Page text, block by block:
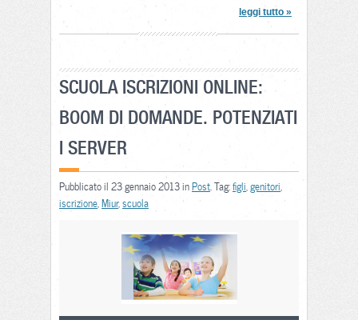
leggi tutto »
SCUOLA ISCRIZIONI ONLINE:
BOOM DI DOMANDE. POTENZIATI
I SERVER
Pubblicato il 23 gennaio 2013 inPost . Tag:figli genitori
iscrizione Miur, scuola